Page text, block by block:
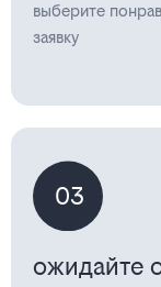
выберите
заявку
03
ожидайте